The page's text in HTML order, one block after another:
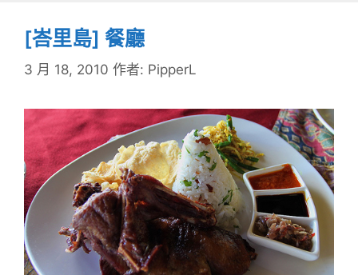
[峇里島] 餐廳
3 月 18, 2010 作者: PipperL